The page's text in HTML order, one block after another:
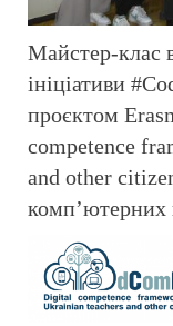
Майстер-клас
ініціативи
проєктом
competence
and other
комп’ютерних